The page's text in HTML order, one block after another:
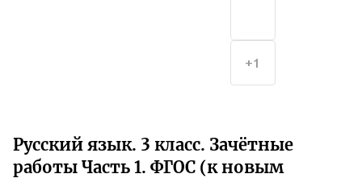
Русский язык. 3 класс. Зачётные
работы Часть 1. ФГОС (к новым
+1